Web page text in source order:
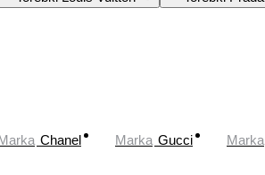
Chanel Marka Gucci Marka